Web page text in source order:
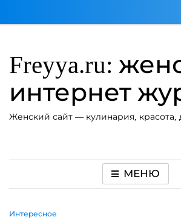
Freyya.ru:
интернет
Женский сайт — кулинария, красота,
МЕНЮ
Интересное